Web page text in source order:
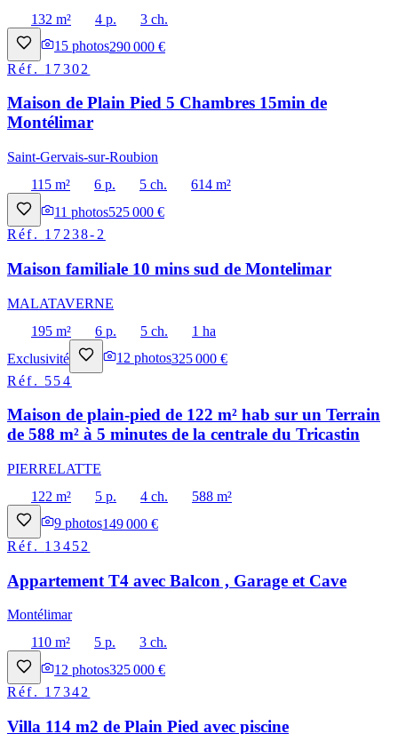
132 m²
4 p.
3 ch.
15 photos290 000 €
Réf. 17302
Maison de Plain Pied 5 Chambres 15min de
Montélimar
Saint-Gervais-sur-Roubion
115 m²
6 p. 5 ch.
614 m²
11 photos525 000 €
Réf. 17238-2
Maison familiale 10 mins sud de Montelimar
MALATAVERNE
195 m²
6 p. 5 ch.
1 ha
Exclusivité
12 photos325 000 €
Réf. 554
Maison de plain-pied de 122 m² hab sur un Terrain
de 588 m² à 5 minutes de la centrale du Tricastin
PIERRELATTE
122 m²
5 p. 4 ch.
588 m²
9 photos149 000 €
Réf. 13452
Appartement T4 avec Balcon , Garage et Cave
Montélimar
110 m²
5 p.
3 ch.
12 photos325 000 €
Réf. 17342
Villa 114 m2 de Plain Pied avec piscine